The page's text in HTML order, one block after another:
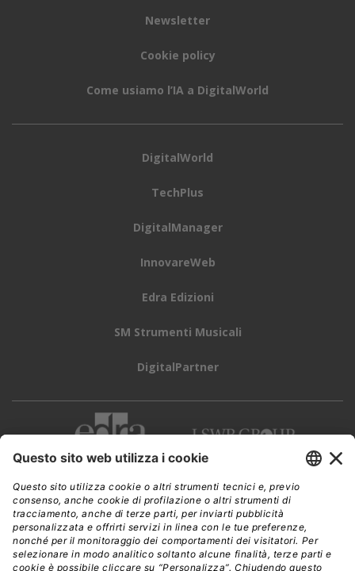
Newsletter
Cookie policy
Come usiamo l’IA a DigitalWorld
DigitalWorld
TechPlus
DigitalManager
InnovareWeb
Edra Edizioni
SM Strumenti Musicali
DigitalPartner
CWI è una testata giornalistica diEdra Edizioni s.r.l.
Direzione, amministrazione, redazione, pubblicità
Viale Enrico Forlanini 21 - 20134 Milano
Tel. +39 02 881841
C.F./P IVA 13002100157